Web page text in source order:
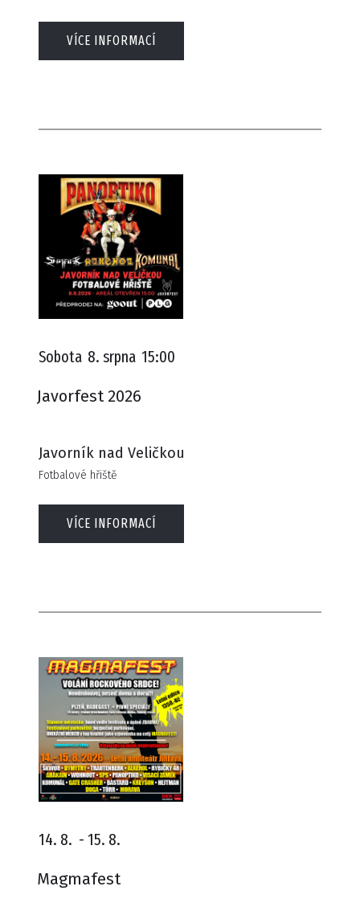
VÍCE INFORMACÍ
Sobota 8. srpna 15:00
Javorfest 2026
Javorník nad Veličkou
Fotbalové hřiště
VÍCE INFORMACÍ
14. 8. - 15. 8.
Magmafest